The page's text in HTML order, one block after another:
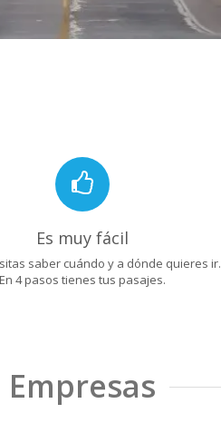
Es muy fácil
saber cuándo y a dónde quieres ir.
En 4 pasos tienes tus pasajes.
Empresas